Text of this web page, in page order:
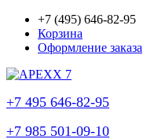
+7 (495) 646-82-95
Корзина
Оформление заказа
+7 495 646-82-95
+7 985 501-09-10